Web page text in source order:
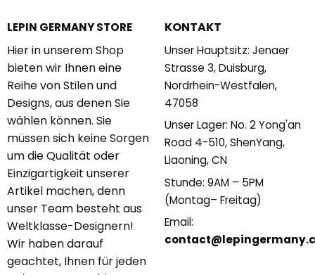
LEPIN GERMANY STORE
Hier in unserem Shop
bieten wir Ihnen eine
Reihe von Stilen und
Designs, aus denen Sie
wählen können. Sie
müssen sich keine Sorgen
um die Qualität oder
Einzigartigkeit unserer
Artikel machen, denn
unser Team besteht aus
Weltklasse-Designern!
Wir haben darauf
geachtet, Ihnen für jeden
KONTAKT
Unser Hauptsitz: Jenaer
Strasse 3, Duisburg,
Nordrhein-Westfalen,
47058
Unser Lager: No. 2 Yong'an
Road 4-510, ShenYang,
Liaoning, CN
Stunde: 9AM – 5PM
(Montag– Freitag)
Email: